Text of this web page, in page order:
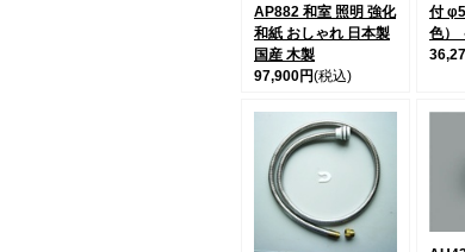
AP882 和室 照明 強化
和紙 おしゃれ 日本製
国産 木製
97,900円(税込)
付
色）